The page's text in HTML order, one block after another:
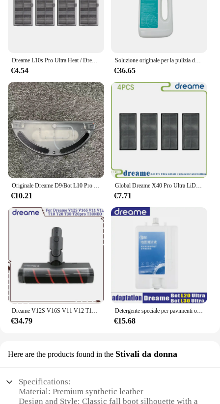
Dreame L10s Pro Ultra Heat / Dreame Bot X30 Ultra / X30 Pro / S10 Pro Ultra Parti Rullo Spazzola Laterale Filtro Mop Sacchetto per la Polvere Scatola
€4.54
Soluzione originale per la pulizia dei pavimenti per Dreame X40 Ultra X30 Ultra Parti per aspirapolvere Detergente Liquido per la pulizia Lavapavimenti Antibatterico
€36.65
Originale Dreame D9/Bot L10 Pro serbatoio dell'acqua Robot aspirapolvere pezzi di ricambio ricambio serbatoio dell'acqua accessori straccio
€10.21
Global Dreame X40 Pro Ultra LiDAR Custom Elevated Edition, parti per aspirapolvere S30 Pro UItra; spazzola laterale principale a rullo, sacchetto per la polvere
€7.71
€34.79
Detergente speciale per pavimenti originale Dreame L20 ultra L10 Prime X10 X10plus X20 X20plus 450ml
€15.68
Here are the products found in the Stivali da donna
Specifications:
Material: Premium synthetic leather
Design and Style: Classic fall boot silhouette with a